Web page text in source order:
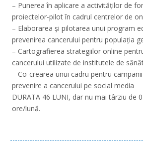
– Punerea în aplicare a activităților de
proiectelor-pilot în cadrul centrelor de
– Elaborarea și pilotarea unui program
prevenirea cancerului pentru populația
– Cartografierea strategiilor online
cancerului utilizate de institutele de
– Co-crearea unui cadru pentru
prevenire a cancerului pe social media
DURATA 46 LUNI, dar nu mai târziu de
ore/lună.